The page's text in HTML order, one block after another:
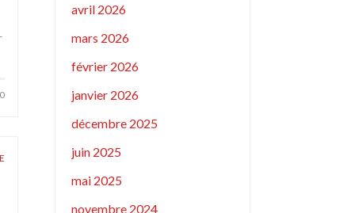
avril 2026
mars 2026
février 2026
janvier 2026
décembre 2025
juin 2025
mai 2025
novembre 2024